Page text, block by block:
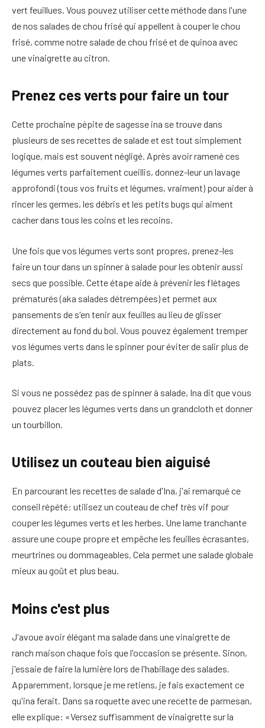
vert feuillues. Vous pouvez utiliser cette méthode dans l'une
de nos salades de chou frisé qui appellent à couper le chou
frisé, comme notre salade de chou frisé et de quinoa avec
une vinaigrette au citron.
Prenez ces verts pour faire un tour
Cette prochaine pépite de sagesse ina se trouve dans
plusieurs de ses recettes de salade et est tout simplement
logique, mais est souvent négligé. Après avoir ramené ces
légumes verts parfaitement cueillis, donnez-leur un lavage
approfondi (tous vos fruits et légumes, vraiment) pour aider à
rincer les germes, les débris et les petits bugs qui aiment
cacher dans tous les coins et les recoins.
Une fois que vos légumes verts sont propres, prenez-les
faire un tour dans un spinner à salade pour les obtenir aussi
secs que possible. Cette étape aide à prévenir les flétages
prématurés (aka salades détrempées) et permet aux
pansements de s'en tenir aux feuilles au lieu de glisser
directement au fond du bol. Vous pouvez également tremper
vos légumes verts dans le spinner pour éviter de salir plus de
plats.
Si vous ne possédez pas de spinner à salade, Ina dit que vous
pouvez placer les légumes verts dans un grandcloth et donner
un tourbillon.
Utilisez un couteau bien aiguisé
En parcourant les recettes de salade d'Ina, j'ai remarqué ce
conseil répété: utilisez un couteau de chef très vif pour
couper les légumes verts et les herbes. Une lame tranchante
assure une coupe propre et empêche les feuilles écrasantes,
meurtrines ou dommageables. Cela permet une salade globale
mieux au goût et plus beau.
Moins c'est plus
J'avoue avoir élégant ma salade dans une vinaigrette de
ranch maison chaque fois que l'occasion se présente. Sinon,
j'essaie de faire la lumière lors de l'habillage des salades.
Apparemment, lorsque je me retiens, je fais exactement ce
qu'ina ferait. Dans sa roquette avec une recette de parmesan,
elle explique: «Versez suffisamment de vinaigrette sur la